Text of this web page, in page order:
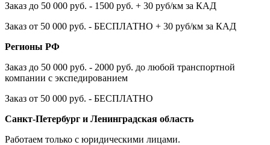
Заказ до 50 000 руб. - 1500 руб. + 30 руб/км за КАД
Заказ от 50 000 руб. - БЕСПЛАТНО + 30 руб/км за КАД
Регионы РФ
Заказ до 50 000 руб. - 2000 руб. до любой транспортной
компании с экспедированием
Заказ от 50 000 руб. - БЕСПЛАТНО
Санкт-Петербург и Ленинградская область
Работаем только с юридическими лицами.